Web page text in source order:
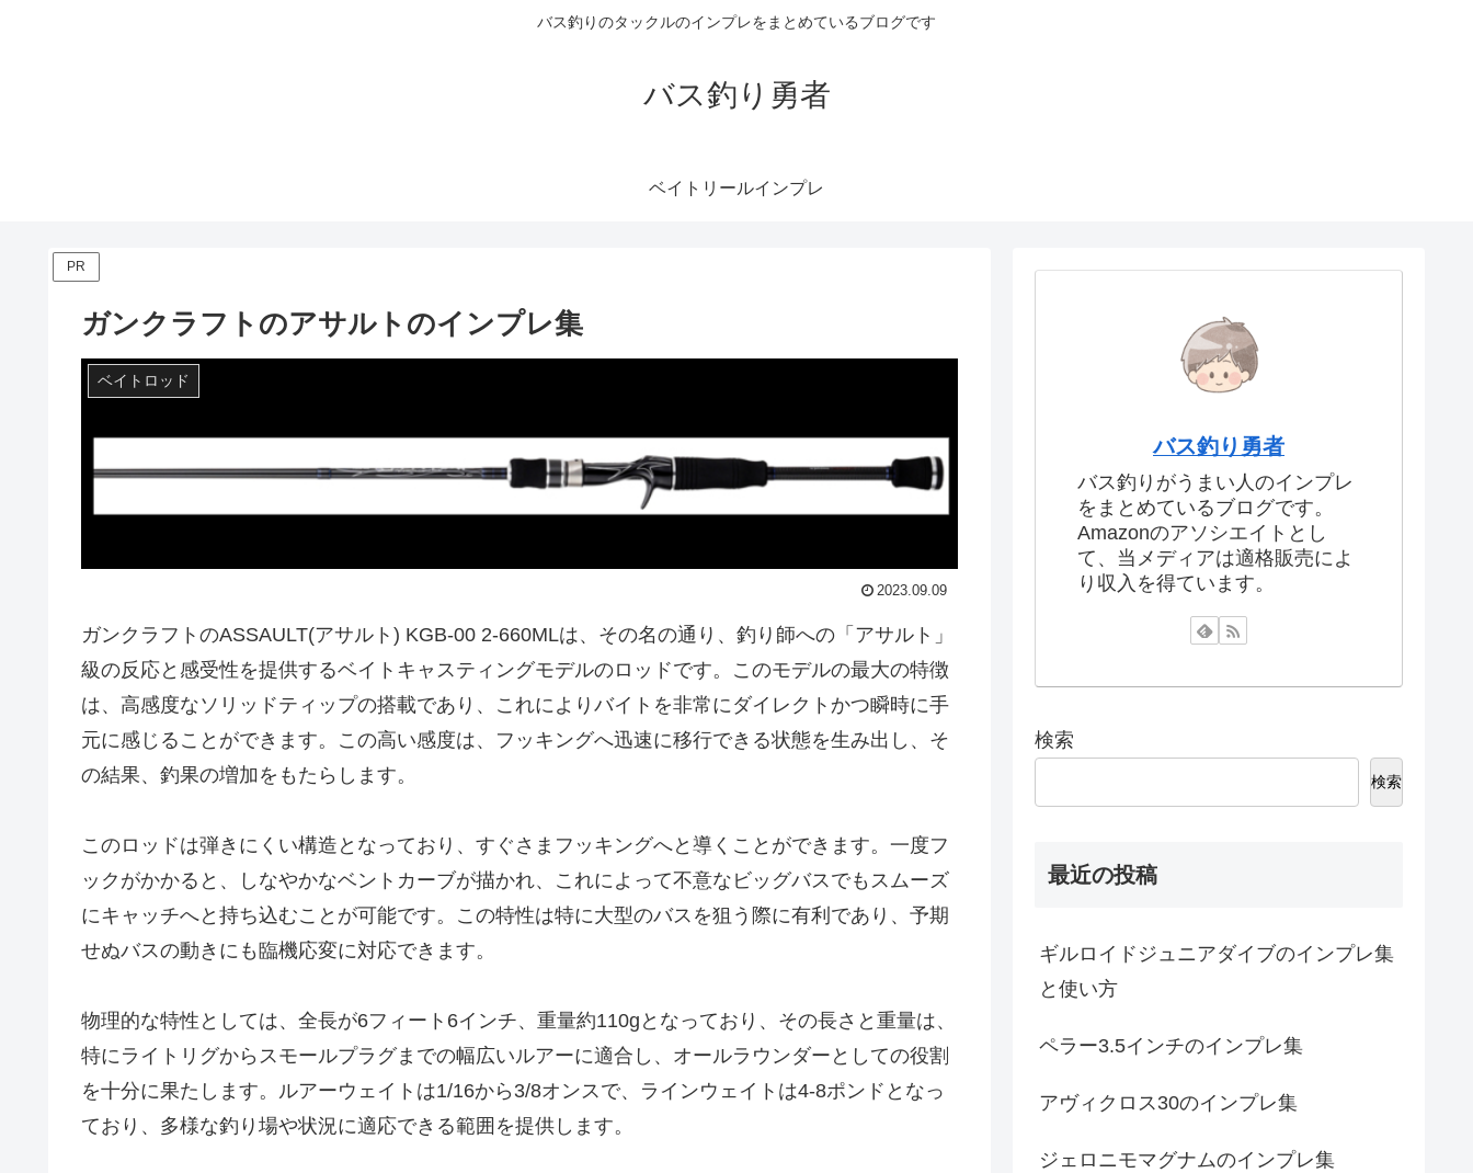
バス釣りのタックルのインプレをまとめているブログです
バス釣り勇者
ベイトリールインプレ
PR
ガンクラフトのアサルトのインプレ集
ベイトロッド
2023.09.09
ガンクラフトのASSAULT(アサルト) KGB-00 2-660MLは、その名の通り、釣り師への「アサルト」
級の反応と感受性を提供するベイトキャスティングモデルのロッドです。このモデルの最大の特徴
は、高感度なソリッドティップの搭載であり、これによりバイトを非常にダイレクトかつ瞬時に手
元に感じることができます。この高い感度は、フッキングへ迅速に移行できる状態を生み出し、そ
の結果、釣果の増加をもたらします。
このロッドは弾きにくい構造となっており、すぐさまフッキングへと導くことができます。一度フ
ックがかかると、しなやかなベントカーブが描かれ、これによって不意なビッグバスでもスムーズ
にキャッチへと持ち込むことが可能です。この特性は特に大型のバスを狙う際に有利であり、予期
せぬバスの動きにも臨機応変に対応できます。
物理的な特性としては、全長が6フィート6インチ、重量約110gとなっており、その長さと重量は、
特にライトリグからスモールプラグまでの幅広いルアーに適合し、オールラウンダーとしての役割
を十分に果たします。ルアーウェイトは1/16から3/8オンスで、ラインウェイトは4-8ポンドとなっ
ており、多様な釣り場や状況に適応できる範囲を提供します。
バス釣り勇者
バス釣りがうまい人のインプレ
をまとめているブログです。
Amazonのアソシエイトとし
て、当メディアは適格販売によ
り収入を得ています。
検索
検索
最近の投稿
ギルロイドジュニアダイブのインプレ集
と使い方
ペラー3.5インチのインプレ集
アヴィクロス30のインプレ集
ジェロニモマグナムのインプレ集